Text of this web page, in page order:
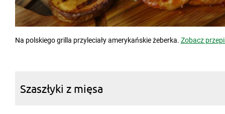
Na polskiego grilla przyleciały amerykańskie żeberka. Zobacz
Szaszłyki z mięsa